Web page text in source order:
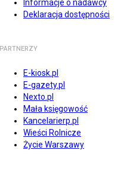
Informacje o nadawcy
Deklaracja dostępności
PARTNERZY
E-kiosk.pl
E-gazety.pl
Nexto.pl
Mała księgowość
Kancelarierp.pl
Wieści Rolnicze
Życie Warszawy